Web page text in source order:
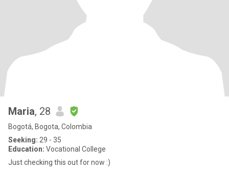
Maria, 28
Bogotá, Bogota, Colombia
Seeking: 29 - 35
Education: Vocational College
Just checking this out for now :)